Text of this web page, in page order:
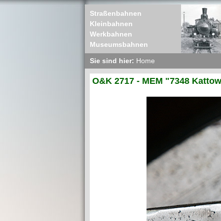
Straßenbahnen
Kleinbahnen
Werkbahnen
Museumsbahnen
Sie sind hier: Home
O&K 2717 - MEM "7348